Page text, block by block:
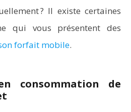
? Il existe certaines
qui vous présentent des
forfait mobile.
consommation de